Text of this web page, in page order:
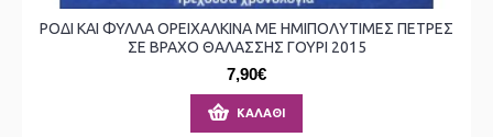
ΡΟΔΙ ΚΑΙ ΦΥΛΛΑ ΟΡΕΙΧΑΛΚΙΝΑ ΜΕ ΗΜΙΠΟΛΥΤΙΜΕΣ ΠΕΤΡΕΣ
ΣΕ ΒΡΑΧΟ ΘΑΛΑΣΣΗΣ ΓΟΥΡΙ 2015
7,90€
ΚΑΛΆΘΙ